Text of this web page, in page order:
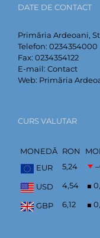
DATE DE CONTACT
Primăria Ardeoani,
Telefon: 0234354000
Fax: 0234354122
E-mail: Contact
Web: Primăria
CURS VALUTAR
MONEDĂ RON
EUR
5,24
USD 4,54
GBP 6,12